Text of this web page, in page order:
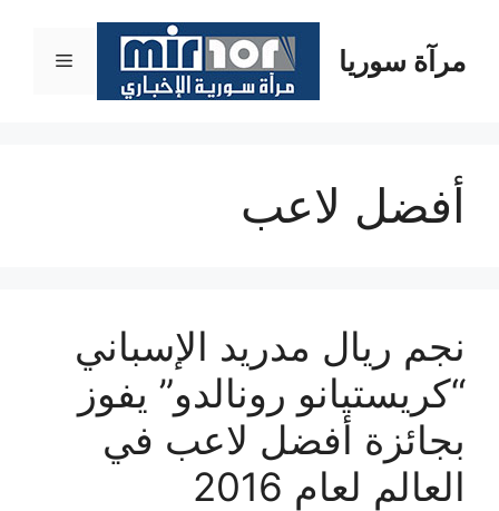
المحتوىمرآة سوريا القائمة
أفضل لاعب
نجم ريال مدريد الإسباني
“كريستيانو رونالدو” يفوز
بجائزة أفضل لاعب في
العالم لعام 2016